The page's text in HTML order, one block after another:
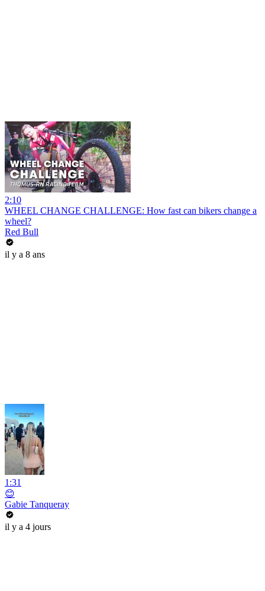
2:10
WHEEL CHANGE CHALLENGE: How fast can bikers change a
wheel?
Red Bull
il y a 8 ans
1:31
😊
Gabie Tanqueray
il y a 4 jours